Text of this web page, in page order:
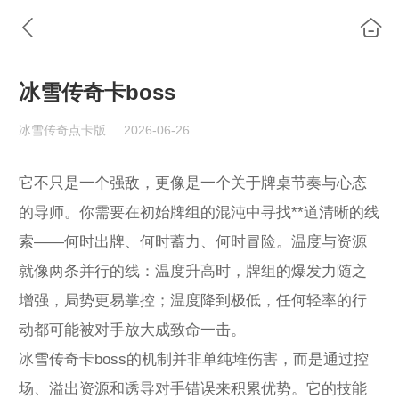
冰雪传奇卡boss
冰雪传奇点卡版 2026-06-26
它不只是一个强敌，更像是一个关于牌桌节奏与心态
的导师。你需要在初始牌组的混沌中寻找**道清晰的线
索——何时出牌、何时蓄力、何时冒险。温度与资源
就像两条并行的线：温度升高时，牌组的爆发力随之
增强，局势更易掌控；温度降到极低，任何轻率的行
动都可能被对手放大成致命一击。
冰雪传奇卡boss的机制并非单纯堆伤害，而是通过控
场、溢出资源和诱导对手错误来积累优势。它的技能